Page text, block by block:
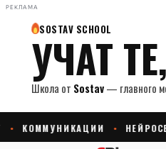
РЕКЛАМА